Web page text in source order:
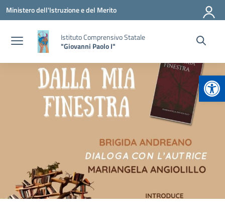
Vai ai contenuti
Vai al menu di navigazione
Vai al footer
Ministero dell'Istruzione e del Merito
Istituto Comprensivo Statale
"Giovanni Paolo I"